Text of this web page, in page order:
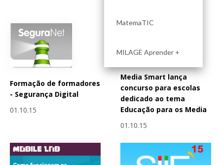
MatemaTIC
MILAGE Aprender +
Formação de formadores
- Segurança Digital
01.10.15
Media Smart lança
concurso para escolas
dedicado ao tema
Educação para os Media
01.10.15